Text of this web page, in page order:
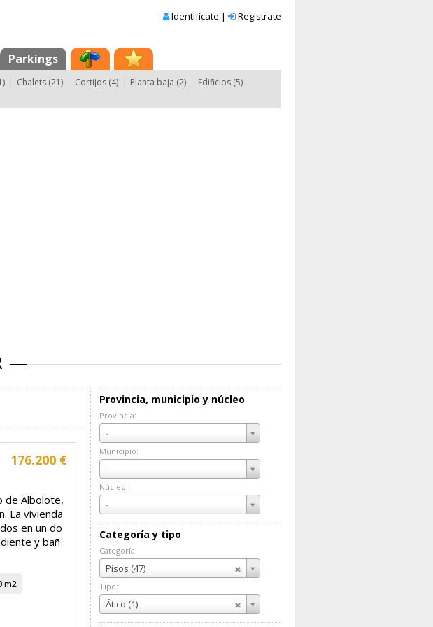
Identifícate | Regístrate
Parkings
Chalets (21) Cortijos (4) Planta baja (2)
Edificios (5)
Provincia, municipio y núcleo
Provincia:
-
Provincia:
Municipio:
-
Municipio:
Núcleo:
-
Núcleo:
Categoría y tipo
Categoría:
Pisos (47)
Categoría:
Tipo:
Ático (1)
Tipo:
176.200 €
de Albolote,
La vivienda
en un do
y bañ
m2